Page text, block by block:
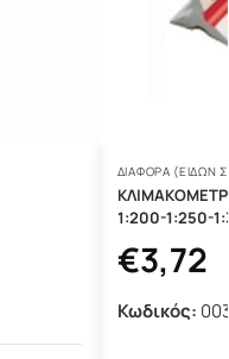
ΔΙΆΦΟΡΑ (ΕΙΔΏΝ
1:200-1:250-
€3,72
Κωδικός: